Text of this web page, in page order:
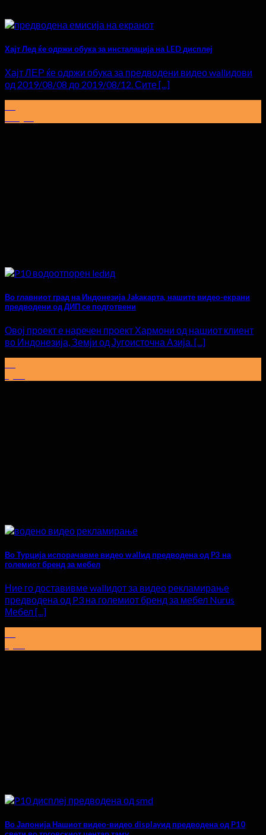
Хајт Лед ќе одржи обука за инсталација на LED дисплеј
Хајт ЛЕР ќе одржи обука за предводени видео wallидови
од 2019/08/08 до 2019/08/12. Сите [...]
Во главниот град на Индонезија Jakакарта, нашите видео-екрани
предводени од ДИП се подготвени
Овој проект е наречен проект Хармони од нашиот клиент
во Индонезија, Земји од Југоисточна Азија. [...]
Во Турција испорачавме видео wallид предводена од P3 на
големиот бренд за мебел
Ние го доставивме wallидот за видео рекламирање
предводена од P3 на големиот бренд за мебел Nurus
Мебел [...]
Во Јапонија Нашиот видео-видео displayид предводена од P10